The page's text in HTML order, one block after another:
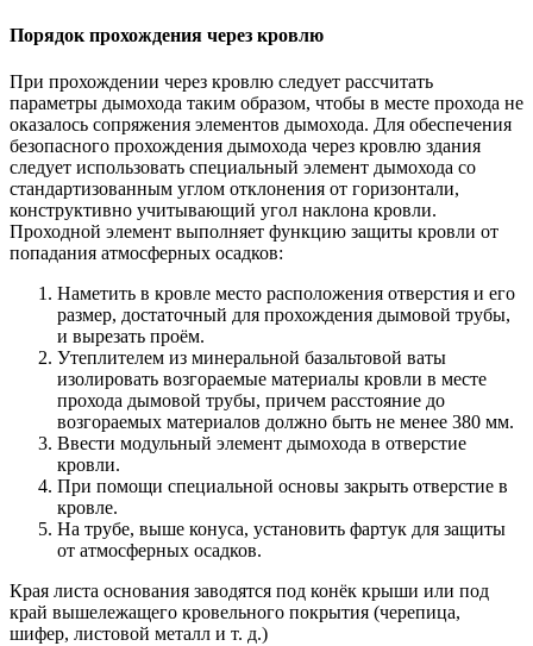
Порядок прохождения через кровлю
При прохождении через кровлю следует рассчитать
параметры дымохода таким образом, чтобы в месте прохода не
оказалось сопряжения элементов дымохода. Для обеспечения
безопасного прохождения дымохода через кровлю здания
следует использовать специальный элемент дымохода со
стандартизованным углом отклонения от горизонтали,
конструктивно учитывающий угол наклона кровли.
Проходной элемент выполняет функцию защиты кровли от
попадания атмосферных осадков:
Наметить в кровле место расположения отверстия и его
размер, достаточный для прохождения дымовой трубы,
и вырезать проём.
Утеплителем из минеральной базальтовой ваты
изолировать возгораемые материалы кровли в месте
прохода дымовой трубы, причем расстояние до
возгораемых материалов должно быть не менее 380 мм.
Ввести модульный элемент дымохода в отверстие
кровли.
При помощи специальной основы закрыть отверстие в
кровле.
На трубе, выше конуса, установить фартук для защиты
от атмосферных осадков.
Края листа основания заводятся под конёк крыши или под
край вышележащего кровельного покрытия (черепица,
шифер, листовой металл и т. д.)